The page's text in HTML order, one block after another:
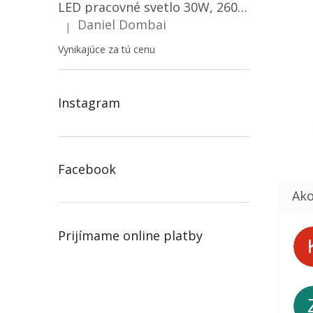
LED pracovné svetlo 30W, 2600LM, 12V/24V, IP67/2-PACK! [LB0087]
Hodnotenie produktu je 5 z 5 hviezdičiek.
| Daniel Dombai
Vynikajúce za tú cenu
Instagram
Facebook
Prijímame online platby